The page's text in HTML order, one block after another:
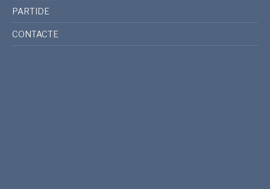
PARTIDE
CONTACTE